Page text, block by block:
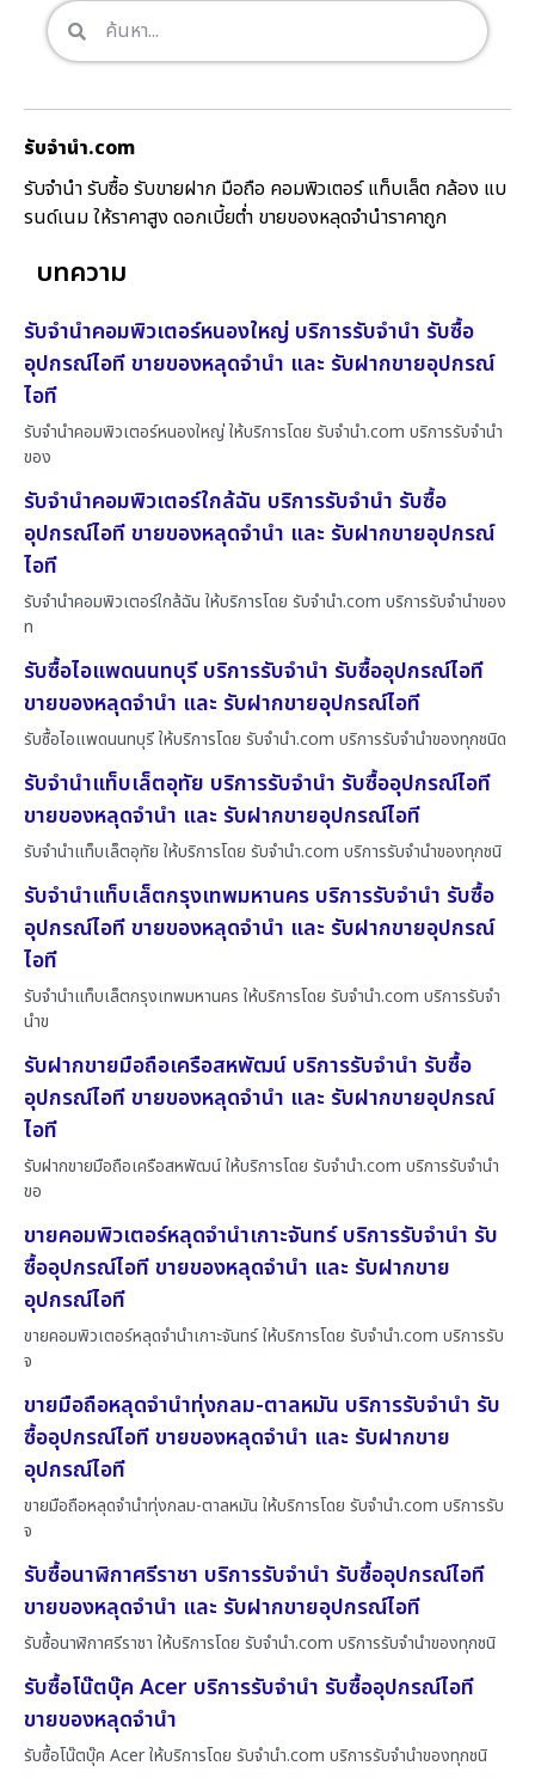
รับจํานํา.com
รับจำนำ รับซื้อ รับขายฝาก มือถือ คอมพิวเตอร์ แท็บเล็ต กล้อง แบ
รนด์เนม ให้ราคาสูง ดอกเบี้ยต่ำ ขายของหลุดจำนำราคาถูก
บทความ
รับจำนำคอมพิวเตอร์หนองใหญ่ บริการรับจำนำ รับซื้อ
อุปกรณ์ไอที ขายของหลุดจำนำ และ รับฝากขายอุปกรณ์
ไอที
รับจำนำคอมพิวเตอร์หนองใหญ่ ให้บริการโดย รับจํานํา.com บริการรับจำนำ
ของ
รับจำนำคอมพิวเตอร์ใกล้ฉัน บริการรับจำนำ รับซื้อ
อุปกรณ์ไอที ขายของหลุดจำนำ และ รับฝากขายอุปกรณ์
ไอที
รับจำนำคอมพิวเตอร์ใกล้ฉัน ให้บริการโดย รับจํานํา.com บริการรับจำนำของ
ท
รับซื้อไอแพดนนทบุรี บริการรับจำนำ รับซื้ออุปกรณ์ไอที
ขายของหลุดจำนำ และ รับฝากขายอุปกรณ์ไอที
รับซื้อไอแพดนนทบุรี ให้บริการโดย รับจํานํา.com บริการรับจำนำของทุกชนิด
รับจำนำแท็บเล็ตอุทัย บริการรับจำนำ รับซื้ออุปกรณ์ไอที
ขายของหลุดจำนำ และ รับฝากขายอุปกรณ์ไอที
รับจำนำแท็บเล็ตอุทัย ให้บริการโดย รับจํานํา.com บริการรับจำนำของทุกชนิ
รับจำนำแท็บเล็ตกรุงเทพมหานคร บริการรับจำนำ รับซื้อ
อุปกรณ์ไอที ขายของหลุดจำนำ และ รับฝากขายอุปกรณ์
ไอที
รับจำนำแท็บเล็ตกรุงเทพมหานคร ให้บริการโดย รับจํานํา.com บริการรับจำ
นำข
รับฝากขายมือถือเครือสหพัฒน์ บริการรับจำนำ รับซื้อ
อุปกรณ์ไอที ขายของหลุดจำนำ และ รับฝากขายอุปกรณ์
ไอที
รับฝากขายมือถือเครือสหพัฒน์ ให้บริการโดย รับจํานํา.com บริการรับจำนำ
ขอ
ขายคอมพิวเตอร์หลุดจำนำเกาะจันทร์ บริการรับจำนำ รับ
ซื้ออุปกรณ์ไอที ขายของหลุดจำนำ และ รับฝากขาย
อุปกรณ์ไอที
ขายคอมพิวเตอร์หลุดจำนำเกาะจันทร์ ให้บริการโดย รับจํานํา.com บริการรับ
จ
ขายมือถือหลุดจำนำทุ่งกลม-ตาลหมัน บริการรับจำนำ รับ
ซื้ออุปกรณ์ไอที ขายของหลุดจำนำ และ รับฝากขาย
อุปกรณ์ไอที
ขายมือถือหลุดจำนำทุ่งกลม-ตาลหมัน ให้บริการโดย รับจํานํา.com บริการรับ
จ
รับซื้อนาฬิกาศรีราชา บริการรับจำนำ รับซื้ออุปกรณ์ไอที
ขายของหลุดจำนำ และ รับฝากขายอุปกรณ์ไอที
รับซื้อนาฬิกาศรีราชา ให้บริการโดย รับจํานํา.com บริการรับจำนำของทุกชนิ
รับซื้อโน๊ตบุ๊ค Acer บริการรับจำนำ รับซื้ออุปกรณ์ไอที
ขายของหลุดจำนำ
รับซื้อโน๊ตบุ๊ค Acer ให้บริการโดย รับจํานํา.com บริการรับจำนำของทุกชนิ